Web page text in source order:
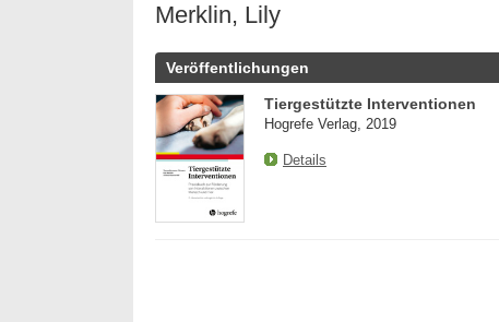
Merklin, Lily
Veröffentlichungen
Tiergestützte Interventionen
Hogrefe Verlag, 2019
Details